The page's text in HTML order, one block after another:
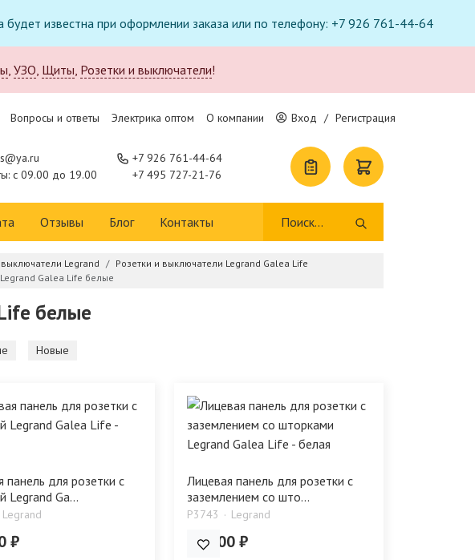
будет известна при оформлении заказа или по телефону: +7 926 761-44-64
, УЗО, Щиты, Розетки и выключатели!
Вопросы и ответы Электрика оптом О компании Вход / Регистрация
с 09.00 до 19.00
+7 926 761-44-64
+7 495 727-21-76
Отзывы Блог Контакты
Legrand
Розетки и выключатели Legrand Galea Life
Galea Life белые
белые
Новые
панель для розетки с
Legrand Ga...
Legrand
₽
Лицевая панель для розетки с
заземлением со што...
P3743 Legrand
572.00 ₽